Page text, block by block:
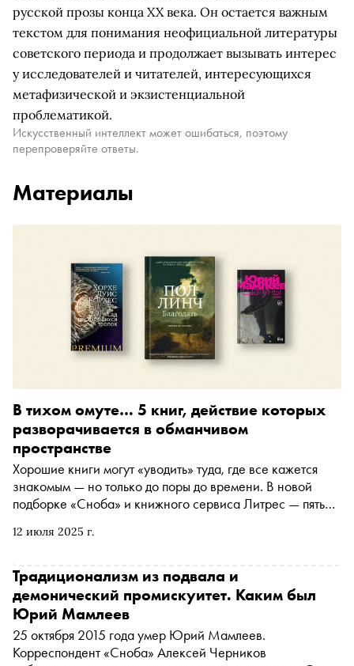
русской прозы конца XX века. Он остается важным
текстом для понимания неофициальной литературы
советского периода и продолжает вызывать интерес
у исследователей и читателей, интересующихся
метафизической и экзистенциальной
проблематикой.
Искусственный интеллект может ошибаться, поэтому
перепроверяйте ответы.
Материалы
12 июля 2025 г.
В тихом омуте… 5 книг, действие которых
разворачивается в обманчивом
пространстве
Хорошие книги могут «уводить» туда, где все кажется
знакомым — но только до поры до времени. В новой
подборке «Сноба» и книжного сервиса Литрес — пять
восприятием, заставляя сомневаться в реальности
Традиционализм из подвала и
демонический промискуитет. Каким был
Юрий Мамлеев
25 октября 2015 года умер Юрий Мамлеев.
Корреспондент «Сноба» Алексей Черников